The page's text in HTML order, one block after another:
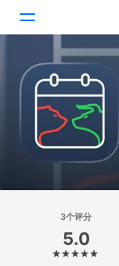
Today
游戏
App
搜索
iPhone
3个评分
5.0